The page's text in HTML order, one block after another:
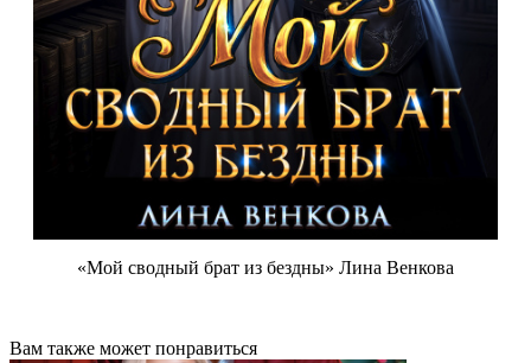
«Мой сводный брат из бездны» Лина Венкова
Вам также может понравиться